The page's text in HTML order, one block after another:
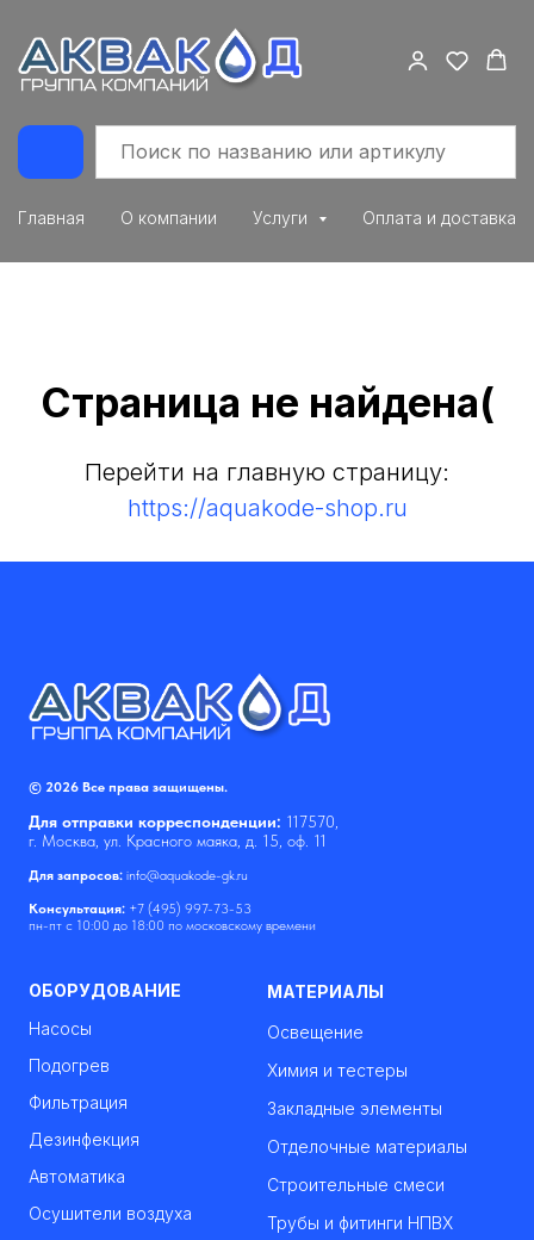
Главная О компании Услуги Оплата и доставка
Страница не найдена(
Перейти на главную страницу:
https://aquakode-shop.ru
© 2026 Все права защищены.
Для отправки корреспонденции: 117570,
г. Москва, ул. Красного маяка, д. 15, оф. 11
Для запросов: info@aquakode-gk.ru
Консультация: +7 (495) 997-73-53
пн-пт с 10:00 до 18:00 по московскому времени
ОБОРУДОВАНИЕ
Насосы
Подогрев
Фильтрация
Дезинфекция
Автоматика
Осушители воздуха
МАТЕРИАЛЫ
Освещение
Химия и тестеры
Закладные элементы
Отделочные материалы
Строительные смеси
Трубы и фитинги НПВХ